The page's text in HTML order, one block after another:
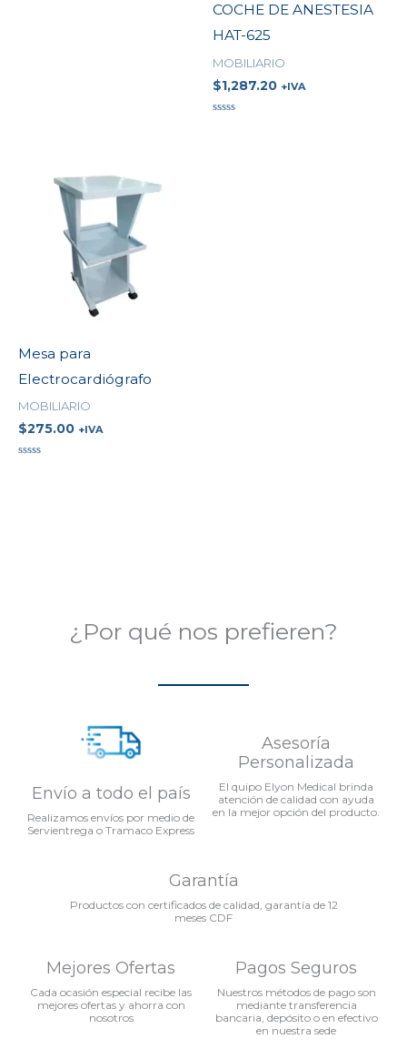
COCHE DE ANESTESIA
HAT-625
MOBILIARIO
$1,287.20 +IVA
Mesa para
Electrocardiógrafo
MOBILIARIO
$275.00 +IVA
¿Por qué nos prefieren?
Envío a todo el país
Realizamos envíos por medio de
Servientrega o Tramaco Express
Asesoría
Personalizada
El quipo Elyon Medical brinda
atención de calidad con ayuda
en la mejor opción del producto.
Garantía
Productos con certificados de calidad, garantía de 12
meses CDF
Mejores Ofertas
Cada ocasión especial recibe las
mejores ofertas y ahorra con
nosotros
Pagos Seguros
Nuestros métodos de pago son
mediante transferencia
bancaria, depósito o en efectivo
en nuestra sede